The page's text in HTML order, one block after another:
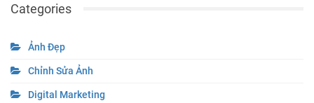
Categories
Ảnh Đẹp
Chỉnh Sửa Ảnh
Digital Marketing